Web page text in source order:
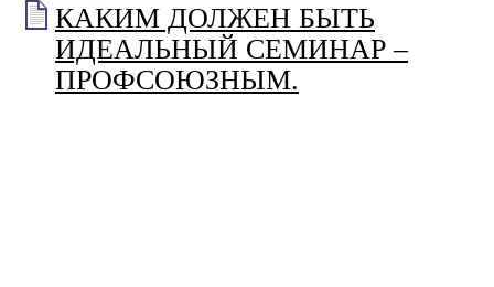
КАКИМ ДОЛЖЕН БЫТЬ
ИДЕАЛЬНЫЙ СЕМИНАР –
ПРОФСОЮЗНЫМ.